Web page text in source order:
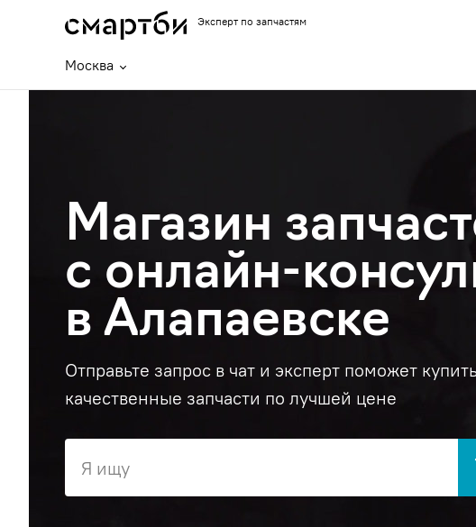
Эксперт по запчастям
Москва
Магазин
с онлайн-
в Алапаевске
Отправьте запрос в чат и эксперт поможет
качественные запчасти по лучшей цене
Я ищу